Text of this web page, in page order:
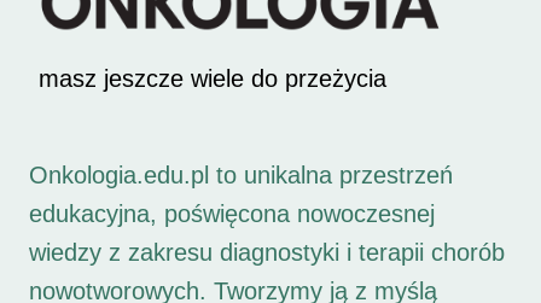
masz jeszcze wiele do przeżycia
Onkologia.edu.pl to unikalna przestrzeń
edukacyjna, poświęcona nowoczesnej
wiedzy z zakresu diagnostyki i terapii chorób
nowotworowych. Tworzymy ją z myślą